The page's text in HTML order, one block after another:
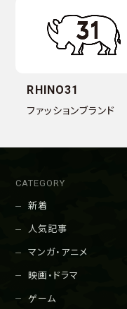
RHINO31
ファッションブランド
CATEGORY
新着
人気記事
マンガ・アニメ
映画・ドラマ
ゲーム